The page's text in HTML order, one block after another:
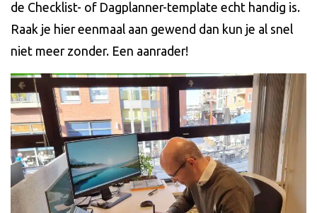
de Checklist- of Dagplanner-template echt handig is.
Raak je hier eenmaal aan gewend dan kun je al snel
niet meer zonder. Een aanrader!